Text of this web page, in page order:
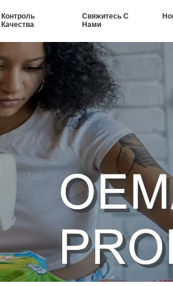
Контроль
Качества
Свяжитесь С
Нами